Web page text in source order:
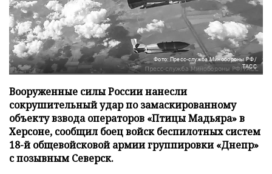
Фото: Пресс-служба Минобороны РФ/
ТАСС
Вооруженные силы России нанесли
сокрушительный удар по замаскированному
объекту взвода операторов «Птицы Мадьяра» в
Херсоне, сообщил боец войск беспилотных систем
18-й общевойсковой армии группировки «Днепр»
с позывным Северск.